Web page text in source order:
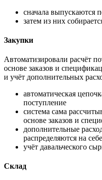
сначала выпускаются
затем из них
Закупки
Автоматизировали расчёт
основе заказов и
и учёт дополнительных
автоматическая
поступление
система сама
основе заказов и
дополнительные
распределяются на
учёт давальческого
Склад